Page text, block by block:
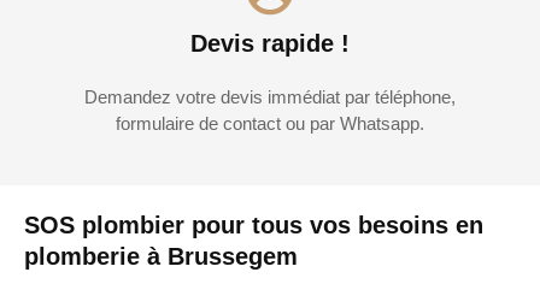
SOS plombier pour tous vos besoins en
plomberie à Brussegem
Devis rapide !
Demandez votre devis immédiat par téléphone,
formulaire de contact ou par Whatsapp.